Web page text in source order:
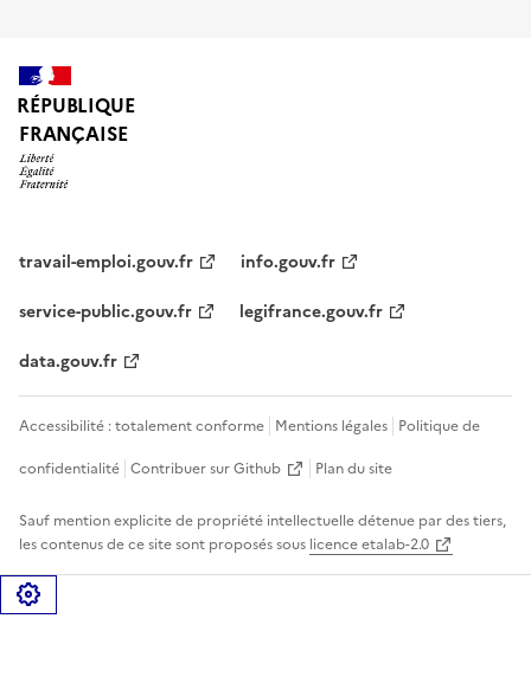
RÉPUBLIQUE
FRANÇAISE
travail-emploi.gouv.fr
info.gouv.fr
service-public.gouv.fr
legifrance.gouv.fr
data.gouv.fr
Accessibilité : totalement conforme Mentions légales Politique de
confidentialité Contribuer sur Github Plan du site
Sauf mention explicite de propriété intellectuelle détenue par des tiers,
les contenus de ce site sont proposés sous licence etalab-2.0
Gérer les cookies